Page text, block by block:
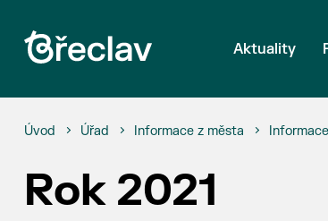
Aktuality
Úvod Úřad Informace z města
Rok 2021